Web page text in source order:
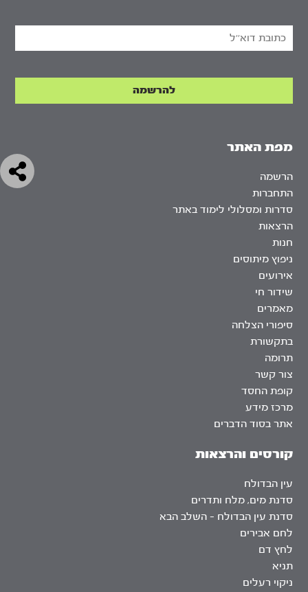
מפת האתר
הרשמה
התחברות
סדרות ומסלולי לימוד באתר
הרצאות
חנות
ניפוץ מיתוסים
אירועים
שידור חי
מאמרים
סיפורי הצלחה
בתקשורת
תרומה
צור קשר
קופת החסד
מרכז מידע
אתר בסוד הדברים
קורסים והרצאות
עין הבדולח
סדנת מים, מלח ותדרים
סדנת עין הבדולח – השלב הבא
לחם אבירים
לחץ דם
תניא
ניקוי רעלים